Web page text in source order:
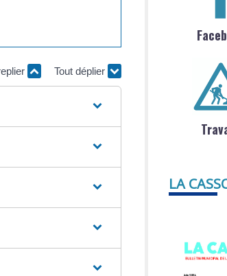
Tout déplier
LA